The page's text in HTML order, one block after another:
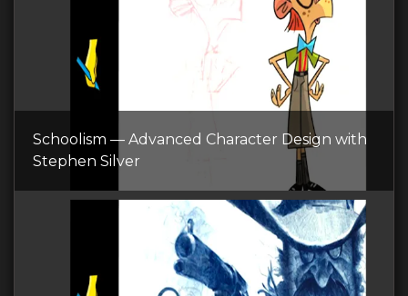
Schoolism — Advanced Character Design with
Stephen Silver